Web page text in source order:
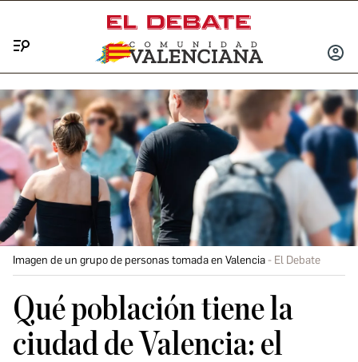
INICIAR
Imagen de un grupo de personas tomada en Valencia El Debate
Qué población tiene la
ciudad de Valencia: el